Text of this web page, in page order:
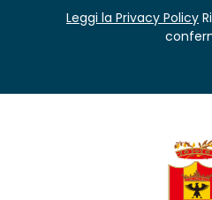
Leggi la Privacy Policy